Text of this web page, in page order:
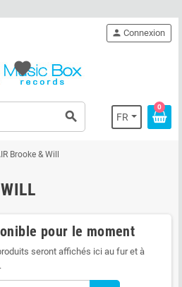
search FR
person Connexion
0
favorite
Brooke & Will
pour le moment
seront affichés ici au fur et à